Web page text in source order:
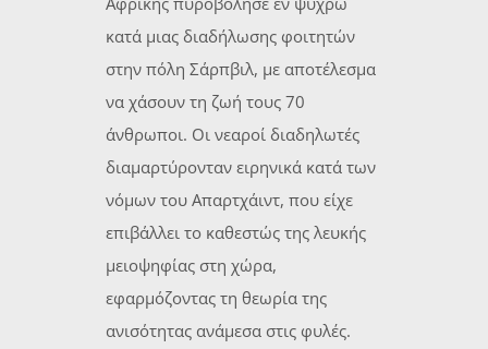
κατά μιας διαδήλωσης φοιτητών
στην πόλη Σάρπβιλ, με αποτέλεσμα
να χάσουν τη ζωή τους 70
άνθρωποι. Οι νεαροί διαδηλωτές
διαμαρτύρονταν ειρηνικά κατά των
νόμων του Απαρτχάιντ, που είχε
επιβάλλει το καθεστώς της λευκής
μειοψηφίας στη χώρα,
εφαρμόζοντας τη θεωρία της
ανισότητας ανάμεσα στις φυλές.